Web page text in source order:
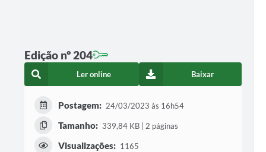
Edição nº 204
Ler online Baixar
Postagem: 24/03/2023 às 16h54
Tamanho: 339,84 KB | 2 páginas
Visualizações: 1165